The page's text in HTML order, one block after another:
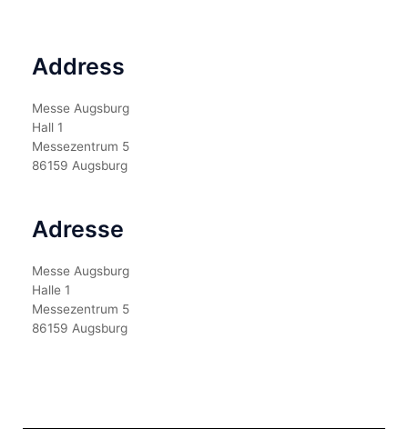
Address
Messe Augsburg
Hall 1
Messezentrum 5
86159 Augsburg
Adresse
Messe Augsburg
Halle 1
Messezentrum 5
86159 Augsburg